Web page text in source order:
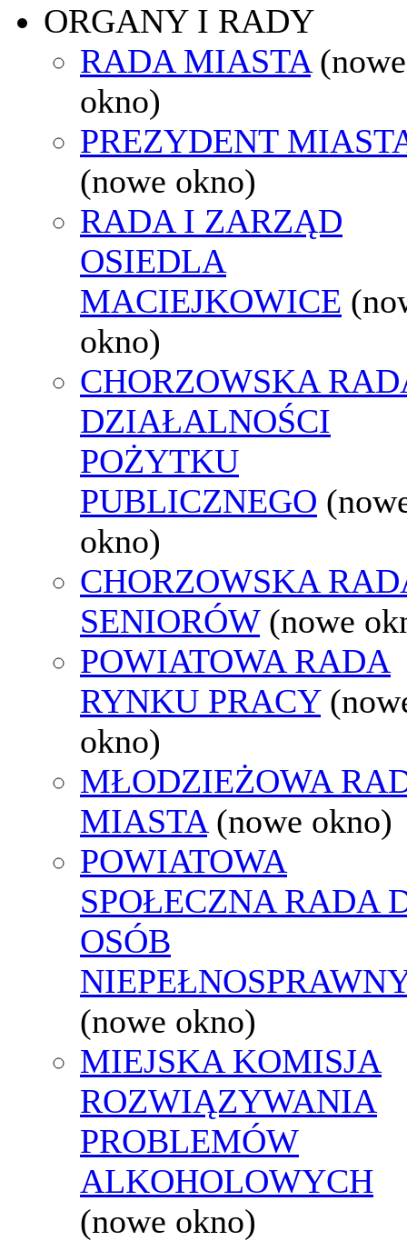
ORGANY I RADY
RADA MIASTA (nowe
okno)
PREZYDENT
(nowe okno)
RADA I ZARZĄD
OSIEDLA
MACIEJKOWICE
okno)
CHORZOWSKA
DZIAŁALNOŚCI
POŻYTKU
PUBLICZNEGO
okno)
CHORZOWSKA
SENIORÓW (nowe
POWIATOWA RADA
RYNKU PRACY
okno)
MŁODZIEŻOWA
MIASTA (nowe okno)
POWIATOWA
SPOŁECZNA RADA
OSÓB
(nowe okno)
MIEJSKA KOMISJA
ROZWIĄZYWANIA
PROBLEMÓW
ALKOHOLOWYCH
(nowe okno)